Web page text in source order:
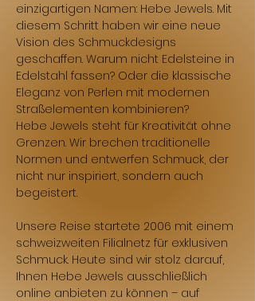
einzigartigen Namen: Hebe Jewels. Mit
diesem Schritt haben wir eine neue
Vision des Schmuckdesigns
geschaffen. Warum nicht Edelsteine in
Edelstahl fassen? Oder die klassische
Eleganz von Perlen mit modernen
Straßelementen kombinieren?
Hebe Jewels steht für Kreativität ohne
Grenzen. Wir brechen traditionelle
Normen und entwerfen Schmuck, der
nicht nur inspiriert, sondern auch
begeistert.
Unsere Reise startete 2006 mit einem
schweizweiten Filialnetz für exklusiven
Schmuck. Heute sind wir stolz darauf,
Ihnen Hebe Jewels ausschließlich
online anbieten zu können – auf